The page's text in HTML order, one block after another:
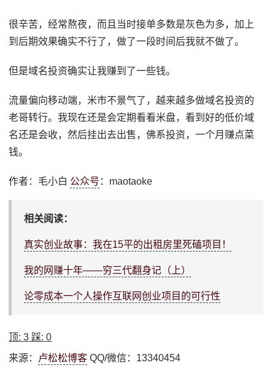
很辛苦，经常熬夜，而且当时接单多数是灰色为多，加上
到后期效果确实不行了，做了一段时间后我就不做了。
但是域名投资确实让我赚到了一些钱。
流量偏向移动端，米市不景气了，越来越多做域名投资的
老哥转行。我现在还是会定期看看米盘，看到好的低价域
名还是会收，然后挂出去出售，佛系投资，一个月赚点菜
钱。
作者：毛小白 公众号 ：maotaoke
相关阅读：
真实创业故事：我在15平的出租房里死磕项目！
我的网赚十年——穷三代翻身记（上）
论零成本一个人操作互联网创业项目的可行性
顶:3 踩:0
来源： 卢松松博客 QQ/微信：13340454